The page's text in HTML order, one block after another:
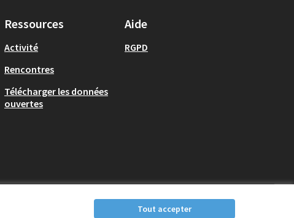
Tout accepter
Ressources
Activité
Rencontres
Télécharger les données
ouvertes
Aide
RGPD